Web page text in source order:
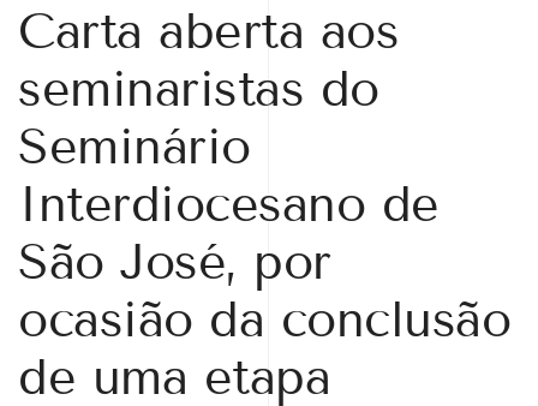
Carta aberta aos
seminaristas do
Seminário
Interdiocesano de
São José, por
ocasião da conclusão
de uma etapa